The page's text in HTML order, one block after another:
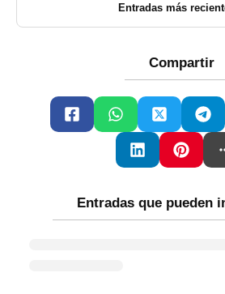
Entradas más
Compartir
Entradas que pueden